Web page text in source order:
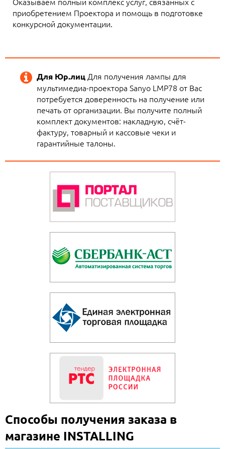
приобретением Проектора и помощь в подготовке
конкурсной документации.
Для Юр.лицДля получения лампы для
мультимедиа-проектора Sanyo LMP78 от Вас
потребуется доверенность на получение или
печать от организации. Вы получите полный
комплект документов: накладную, счёт-
фактуру, товарный и кассовые чеки и
гарантийные талоны.
Способы получения заказа в
магазине INSTALLING